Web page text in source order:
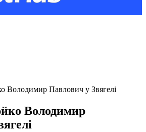
Володимир Павлович у Звягелі
Володимир